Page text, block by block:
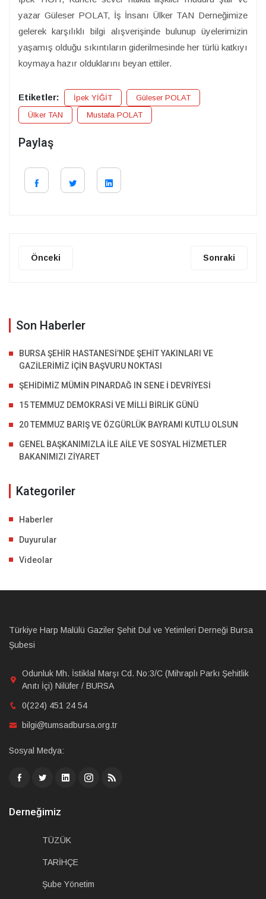
yazar Güleser POLAT, İş İnsanı Ülker TAN Derneğimize
gelerek karşılıklı bilgi alışverişinde bulunup üyelerimizin
yaşamış olduğu sıkıntıların giderilmesinde her türlü katkıyı
koymaya hazır olduklarını beyan ettiler.
Etiketler: İpek YİĞİT
Güleser POLAT
Ülker TAN
Mustafa POLAT
Paylaş
Önceki Sonraki
Son Haberler
BURSA ŞEHİR HASTANESİ’NDE ŞEHİT YAKINLARI VE
GAZİLERİMİZ İÇİN BAŞVURU NOKTASI
ŞEHİDİMİZ MÜMİN PINARDAĞ IN SENE İ DEVRİYESİ
15 TEMMUZ DEMOKRASİ VE MİLLİ BİRLİK GÜNÜ
20 TEMMUZ BARIŞ VE ÖZGÜRLÜK BAYRAMI KUTLU OLSUN
GENEL BAŞKANIMIZLA İLE AİLE VE SOSYAL HİZMETLER
BAKANIMIZI ZİYARET
Kategoriler
Haberler
Duyurular
Videolar
Türkiye Harp Malülü Gaziler Şehit Dul ve Yetimleri Derneği Bursa
Şubesi
Odunluk Mh. İstiklal Marşı Cd. No:3/C (Mihraplı Parkı Şehitlik
Anıtı İçi) Nilüfer / BURSA
0(224) 451 24 54
bilgi@tumsadbursa.org.tr
Sosyal Medya:
Derneğimiz
TÜZÜK
TARİHÇE
Şube Yönetim